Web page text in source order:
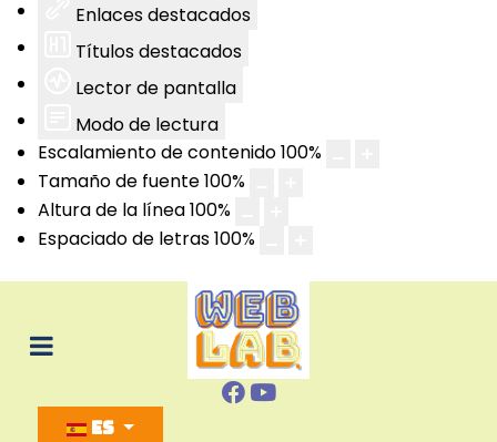
Enlaces destacados
Títulos destacados
Lector de pantalla
Modo de lectura
Escalamiento de contenido100%
Tamaño de fuente100%
Altura de la línea100%
Espaciado de letras100%
Seleccione su idioma
ES